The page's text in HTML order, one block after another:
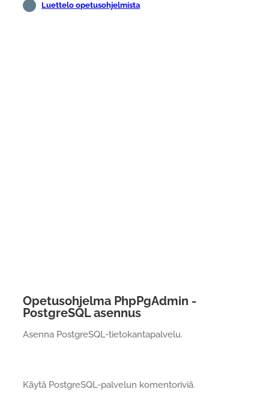
Luettelo opetusohjelmista
Opetusohjelma PhpPgAdmin -
PostgreSQL asennus
Asenna PostgreSQL-tietokantapalvelu.
Käytä PostgreSQL-palvelun komentoriviä.